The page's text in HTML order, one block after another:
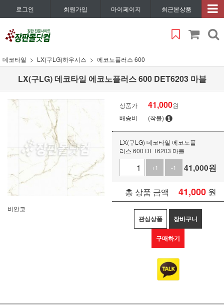
로그인 회원가입 마이페이지 최근본상품
데코타일 LX(구LG)하우시스 에코노플러스 600
LX(구LG) 데코타일 에코노플러스 600 DET6203 마블
비안코
상품가 41,000원
배송비
(착불)
LX(구LG) 데코타일 에코노플
러스 600 DET6203 마블
+1
-1 41,000원
총 상품 금액 41,000 원
관심상품 장바구니
구매하기